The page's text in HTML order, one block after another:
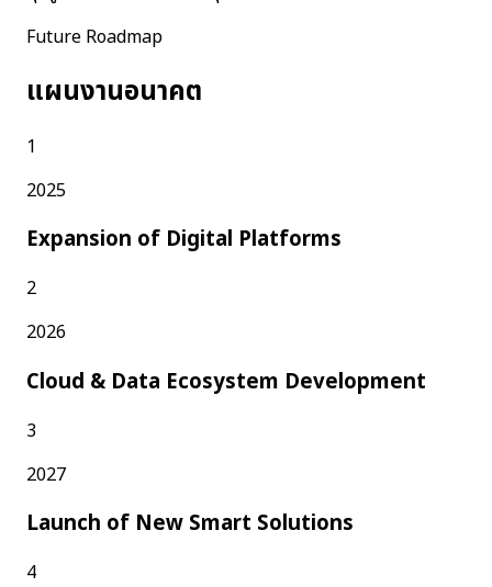
Future Roadmap
แผนงานอนาคต
1
2025
Expansion of Digital Platforms
2
2026
Cloud & Data Ecosystem Development
3
2027
Launch of New Smart Solutions
4